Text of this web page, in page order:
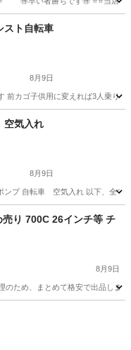
GARNEAU
ト自転車
8月9日
カゴ子供用に変えれば3人乗りに
ト自転車
空気入れ
8月9日
プ 自転車 空気入れ 以下、全て
り 700C 26インチ等 チ
8月9日
のため、まとめて格安で出品しま